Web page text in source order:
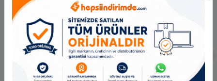
Stabilo Swing Cool
Naturecolors-gül
Stabilo Swing Cool
Naturecolors-çamur